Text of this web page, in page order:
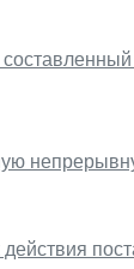
действия